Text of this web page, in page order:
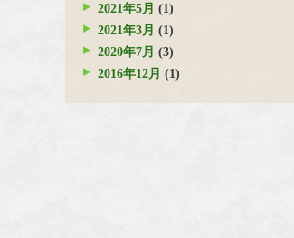
2021年5月 (1)
2021年3月 (1)
2020年7月 (3)
2016年12月 (1)